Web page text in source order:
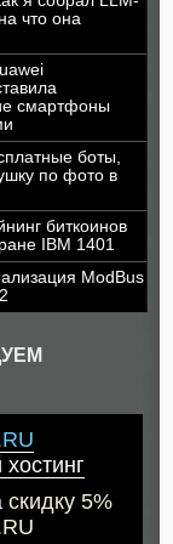
что она
смартфоны
боты,
по фото в
биткоинов
IBM 1401
ModBus
5%